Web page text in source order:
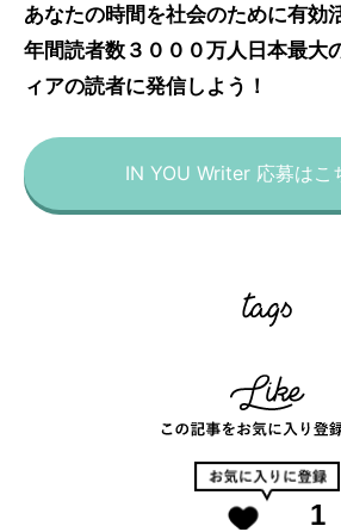
あなたの時間を社会のために有効
年間読者数３０００万人日本最大
ィアの読者に発信しよう！
IN YOU Writer 応募はこ
1